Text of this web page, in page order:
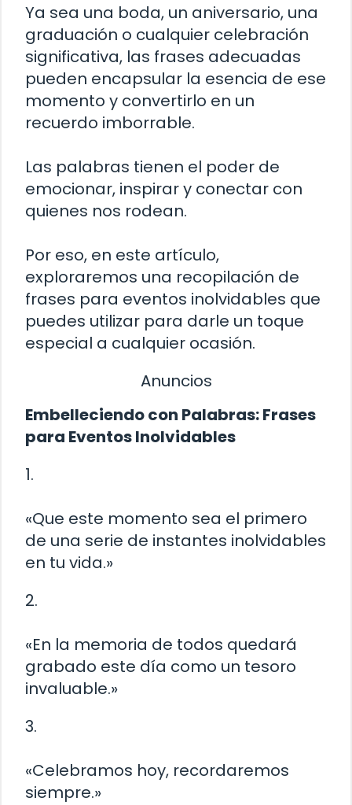
Ya sea una boda, un aniversario, una
graduación o cualquier celebración
significativa, las frases adecuadas
pueden encapsular la esencia de ese
momento y convertirlo en un
recuerdo imborrable.
Las palabras tienen el poder de
emocionar, inspirar y conectar con
quienes nos rodean.
Por eso, en este artículo,
exploraremos una recopilación de
frases para eventos inolvidables que
puedes utilizar para darle un toque
especial a cualquier ocasión.
Anuncios
Embelleciendo con Palabras: Frases
para Eventos Inolvidables
1.
«Que este momento sea el primero
de una serie de instantes inolvidables
en tu vida.»
2.
«En la memoria de todos quedará
grabado este día como un tesoro
invaluable.»
3.
«Celebramos hoy, recordaremos
siempre.»